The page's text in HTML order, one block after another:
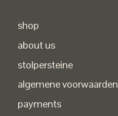
shop
about us
stolpersteine
algemene voorwaarden
payments